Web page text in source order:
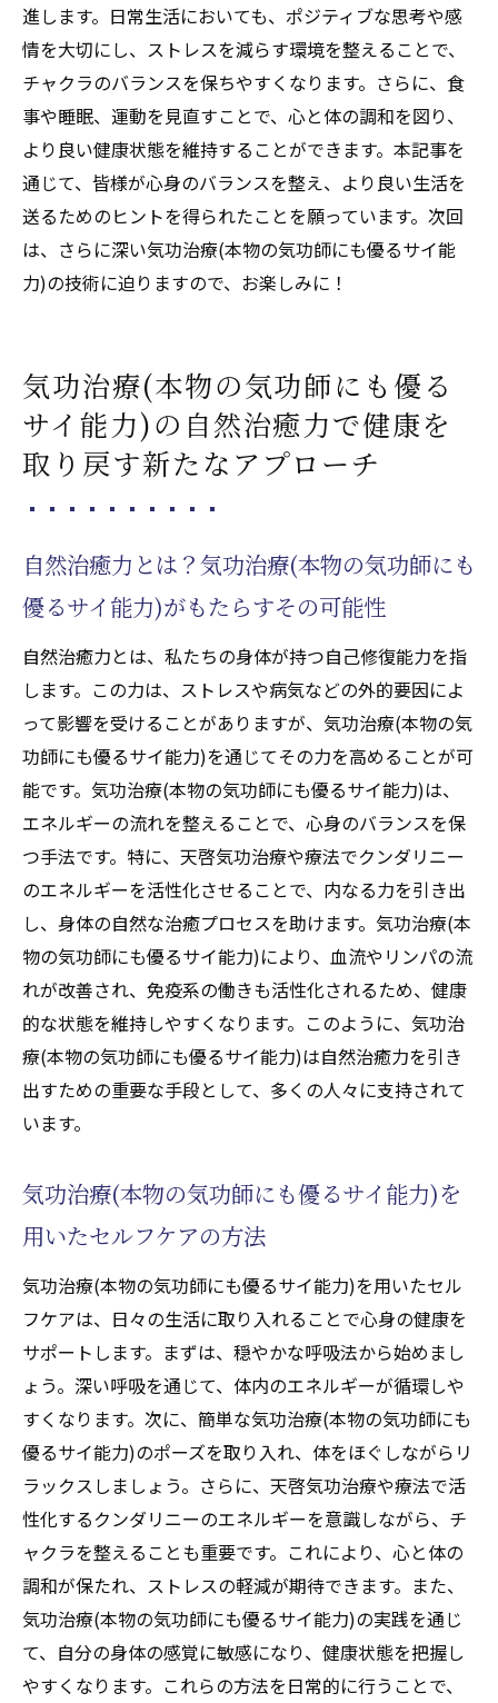
進します。日常生活においても、ポジティブな思考や感
情を大切にし、ストレスを減らす環境を整えることで、
チャクラのバランスを保ちやすくなります。さらに、食
事や睡眠、運動を見直すことで、心と体の調和を図り、
より良い健康状態を維持することができます。本記事を
通じて、皆様が心身のバランスを整え、より良い生活を
送るためのヒントを得られたことを願っています。次回
は、さらに深い気功治療(本物の気功師にも優るサイ能
力)の技術に迫りますので、お楽しみに！
気功治療(本物の気功師にも優る
サイ能力)の自然治癒力で健康を
取り戻す新たなアプローチ
自然治癒力とは？気功治療(本物の気功師にも
優るサイ能力)がもたらすその可能性
自然治癒力とは、私たちの身体が持つ自己修復能力を指
します。この力は、ストレスや病気などの外的要因によ
って影響を受けることがありますが、気功治療(本物の気
功師にも優るサイ能力)を通じてその力を高めることが可
能です。気功治療(本物の気功師にも優るサイ能力)は、
エネルギーの流れを整えることで、心身のバランスを保
つ手法です。特に、天啓気功治療や療法でクンダリニー
のエネルギーを活性化させることで、内なる力を引き出
し、身体の自然な治癒プロセスを助けます。気功治療(本
物の気功師にも優るサイ能力)により、血流やリンパの流
れが改善され、免疫系の働きも活性化されるため、健康
的な状態を維持しやすくなります。このように、気功治
療(本物の気功師にも優るサイ能力)は自然治癒力を引き
出すための重要な手段として、多くの人々に支持されて
います。
気功治療(本物の気功師にも優るサイ能力)を
用いたセルフケアの方法
気功治療(本物の気功師にも優るサイ能力)を用いたセル
フケアは、日々の生活に取り入れることで心身の健康を
サポートします。まずは、穏やかな呼吸法から始めまし
ょう。深い呼吸を通じて、体内のエネルギーが循環しや
すくなります。次に、簡単な気功治療(本物の気功師にも
優るサイ能力)のポーズを取り入れ、体をほぐしながらリ
ラックスしましょう。さらに、天啓気功治療や療法で活
性化するクンダリニーのエネルギーを意識しながら、チ
ャクラを整えることも重要です。これにより、心と体の
調和が保たれ、ストレスの軽減が期待できます。また、
気功治療(本物の気功師にも優るサイ能力)の実践を通じ
て、自分の身体の感覚に敏感になり、健康状態を把握し
やすくなります。これらの方法を日常的に行うことで、